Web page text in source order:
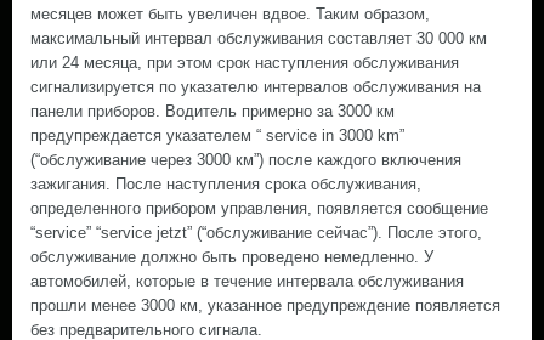
месяцев может быть увеличен вдвое. Таким образом,
максимальный интервал обслуживания составляет 30 000 км
или 24 месяца, при этом срок наступления обслуживания
сигнализируется по указателю интервалов обслуживания на
панели приборов. Водитель примерно за 3000 км
предупреждается указателем “ service in 3000 km”
(“обслуживание через 3000 км”) после каждого включения
зажигания. После наступления срока обслуживания,
определенного прибором управления, появляется сообщение
“service” “service jetzt” (“обслуживание сейчас”). После этого,
обслуживание должно быть проведено немедленно. У
автомобилей, которые в течение интервала обслуживания
прошли менее 3000 км, указанное предупреждение появляется
без предварительного сигнала.